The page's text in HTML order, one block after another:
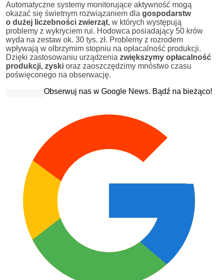
Automatyczne systemy monitorujące aktywność mogą
okazać się świetnym rozwiązaniem dla gospodarstw
o dużej liczebności zwierząt, w których występują
problemy z wykryciem rui. Hodowca posiadający 50 krów
wyda na zestaw ok. 30 tys. zł. Problemy z rozrodem
wpływają w olbrzymim stopniu na opłacalność produkcji.
Dzięki zastosowaniu urządzenia zwiększymy opłacalność
produkcji, zyski oraz zaoszczędzimy mnóstwo czasu
poświęconego na obserwację.
Obserwuj nas w Google News. Bądź na bieżąco!